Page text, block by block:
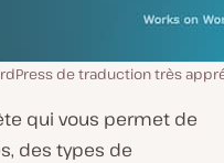
de traduction très
qui vous permet de
des types de